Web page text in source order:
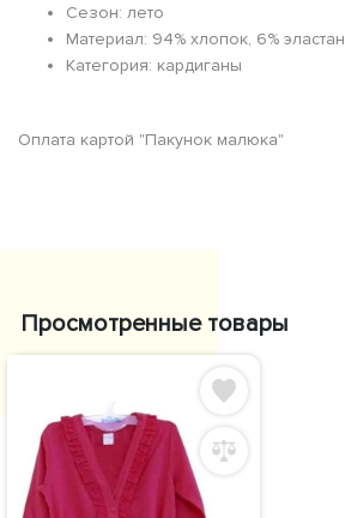
Сезон: лето
Материал: 94% хлопок, 6% эластан
Категория: кардиганы
Оплата картой "Пакунок малюка"
Просмотренные товары